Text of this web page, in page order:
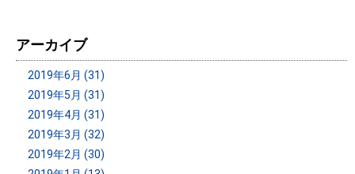
アーカイブ
2019年6月 (31)
2019年5月 (31)
2019年4月 (31)
2019年3月 (32)
2019年2月 (30)